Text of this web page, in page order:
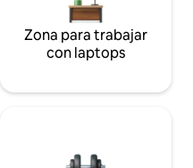
Zona para trabajar
con laptops